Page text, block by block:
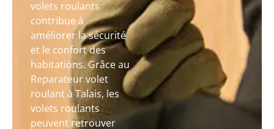
volets roulants
contribue à
améliorer la sécurité
et le confort des
habitations. Grâce au
Reparateur volet
roulant à Talais, les
volets roulants
peuvent retrouver